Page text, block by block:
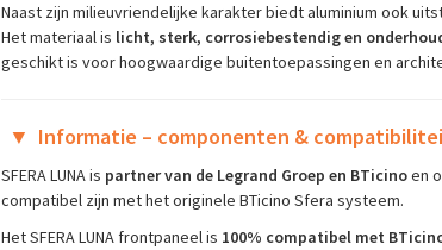
Naast zijn milieuvriendelijke karakter biedt aluminium ook
Het materiaal is licht, sterk, corrosiebestendig en
geschikt is voor hoogwaardige buitentoepassingen en
▼ Informatie – componenten &
SFERA LUNA is partner van de Legrand Groep en BTicinoen
compatibel zijn met het originele BTicino Sfera systeem.
Het SFERA LUNA frontpaneel is 100% compatibel met